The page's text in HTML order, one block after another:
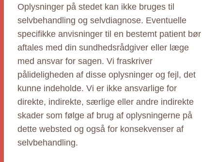
Oplysninger på stedet kan ikke bruges til
selvbehandling og selvdiagnose. Eventuelle
specifikke anvisninger til en bestemt patient bør
aftales med din sundhedsrådgiver eller læge
med ansvar for sagen. Vi fraskriver
pålideligheden af disse oplysninger og fejl, det
kunne indeholde. Vi er ikke ansvarlige for
direkte, indirekte, særlige eller andre indirekte
skader som følge af brug af oplysningerne på
dette websted og også for konsekvenser af
selvbehandling.